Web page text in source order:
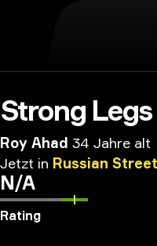
Strong Legs
Roy Ahad 34 Jahre alt
Jetzt in Russian Street
N/A
Rating